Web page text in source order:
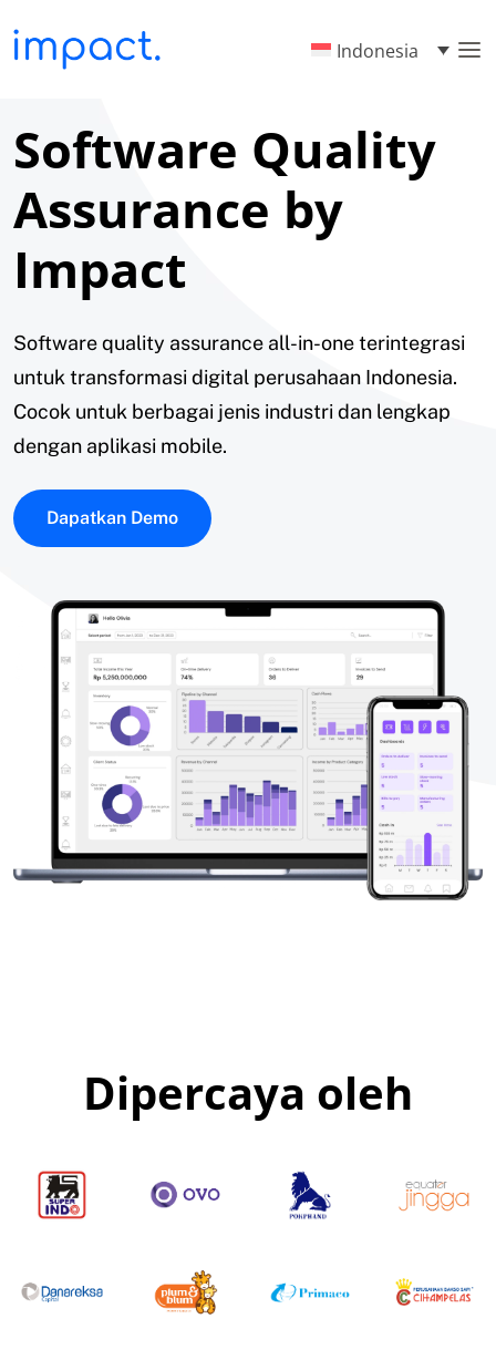
Indonesia
Software Quality
Assurance by
Impact
Software quality assurance all-in-one terintegrasi
untuk transformasi digital perusahaan Indonesia.
Cocok untuk berbagai jenis industri dan lengkap
dengan aplikasi mobile.
Dapatkan Demo
Dipercaya oleh